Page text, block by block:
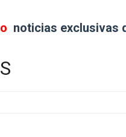
noticias exclusivas